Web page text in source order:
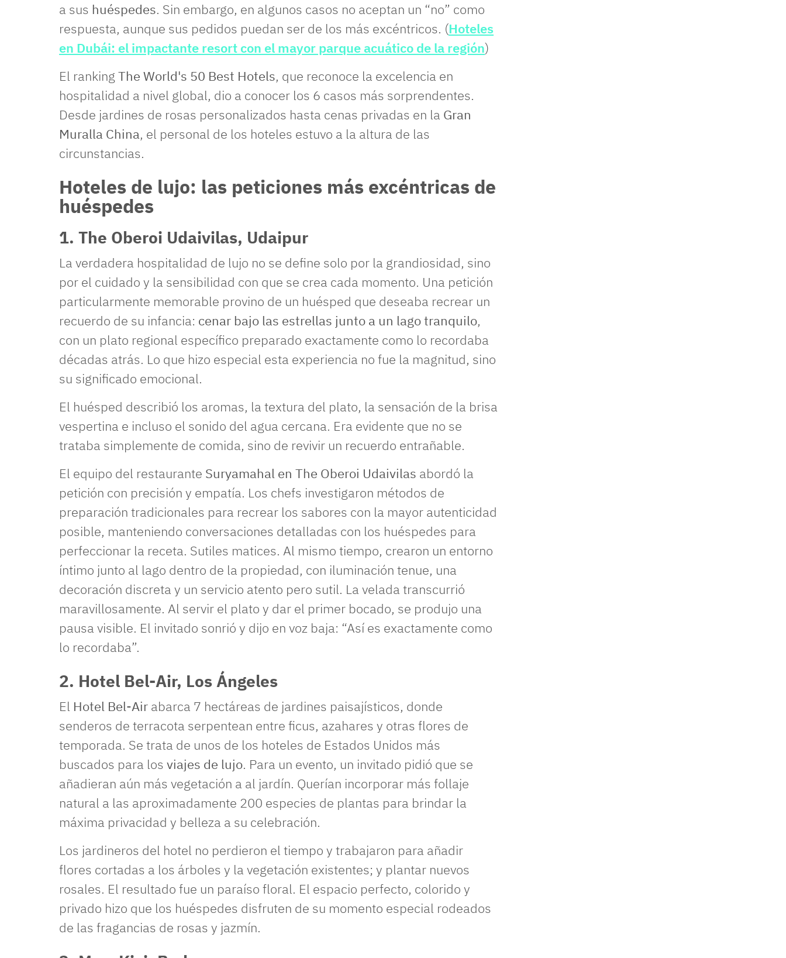
a sus huéspedes. Sin embargo, en algunos casos no aceptan un “no” como
respuesta, aunque sus pedidos puedan ser de los más excéntricos. (Hoteles
en Dubái: el impactante resort con el mayor parque acuático de la región)
El ranking The World's 50 Best Hotels, que reconoce la excelencia en
hospitalidad a nivel global, dio a conocer los 6 casos más sorprendentes.
Desde jardines de rosas personalizados hasta cenas privadas en la Gran
Muralla China, el personal de los hoteles estuvo a la altura de las
circunstancias.
Hoteles de lujo: las peticiones más excéntricas de
huéspedes
1. The Oberoi Udaivilas, Udaipur
La verdadera hospitalidad de lujo no se define solo por la grandiosidad, sino
por el cuidado y la sensibilidad con que se crea cada momento. Una petición
particularmente memorable provino de un huésped que deseaba recrear un
recuerdo de su infancia: cenar bajo las estrellas junto a un lago tranquilo,
con un plato regional específico preparado exactamente como lo recordaba
décadas atrás. Lo que hizo especial esta experiencia no fue la magnitud, sino
su significado emocional.
El huésped describió los aromas, la textura del plato, la sensación de la brisa
vespertina e incluso el sonido del agua cercana. Era evidente que no se
trataba simplemente de comida, sino de revivir un recuerdo entrañable.
El equipo del restaurante Suryamahal en The Oberoi Udaivilas abordó la
petición con precisión y empatía. Los chefs investigaron métodos de
preparación tradicionales para recrear los sabores con la mayor autenticidad
posible, manteniendo conversaciones detalladas con los huéspedes para
perfeccionar la receta. Sutiles matices. Al mismo tiempo, crearon un entorno
íntimo junto al lago dentro de la propiedad, con iluminación tenue, una
decoración discreta y un servicio atento pero sutil. La velada transcurrió
maravillosamente. Al servir el plato y dar el primer bocado, se produjo una
pausa visible. El invitado sonrió y dijo en voz baja: “Así es exactamente como
lo recordaba”.
2. Hotel Bel-Air, Los Ángeles
El Hotel Bel-Air abarca 7 hectáreas de jardines paisajísticos, donde
senderos de terracota serpentean entre ficus, azahares y otras flores de
temporada. Se trata de unos de los hoteles de Estados Unidos más
buscados para los viajes de lujo. Para un evento, un invitado pidió que se
añadieran aún más vegetación a al jardín. Querían incorporar más follaje
natural a las aproximadamente 200 especies de plantas para brindar la
máxima privacidad y belleza a su celebración.
Los jardineros del hotel no perdieron el tiempo y trabajaron para añadir
flores cortadas a los árboles y la vegetación existentes; y plantar nuevos
rosales. El resultado fue un paraíso floral. El espacio perfecto, colorido y
privado hizo que los huéspedes disfruten de su momento especial rodeados
de las fragancias de rosas y jazmín.